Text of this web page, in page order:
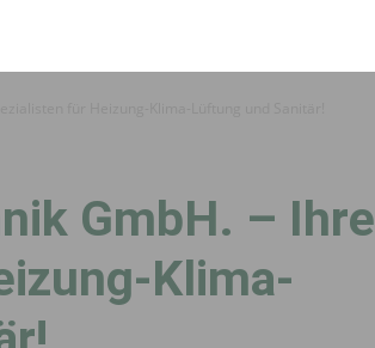
GmbH. – Ihre
Klima-